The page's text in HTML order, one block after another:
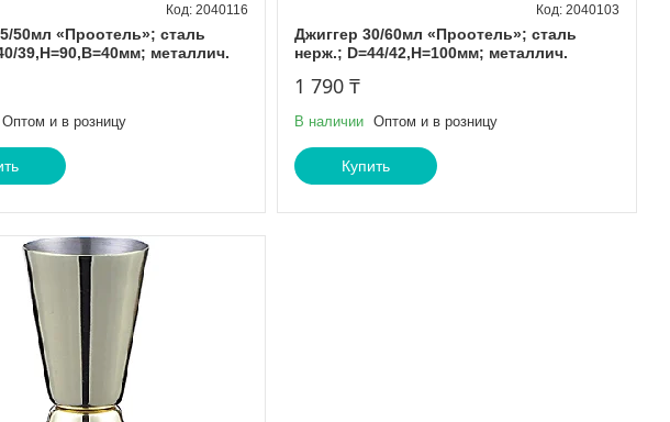
50мл «Проотель»; сталь
39,H=90,B=40мм; металлич.
2040116
Оптом и в розницу
Джиггер 30/60мл «Проотель»; сталь
нерж.; D=44/42,H=100мм; металлич.
2040103
1 790 ₸
В наличии Оптом и в розницу
Купить